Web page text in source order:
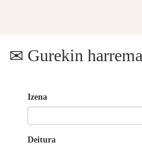
Gurekin
Izena
Deitura